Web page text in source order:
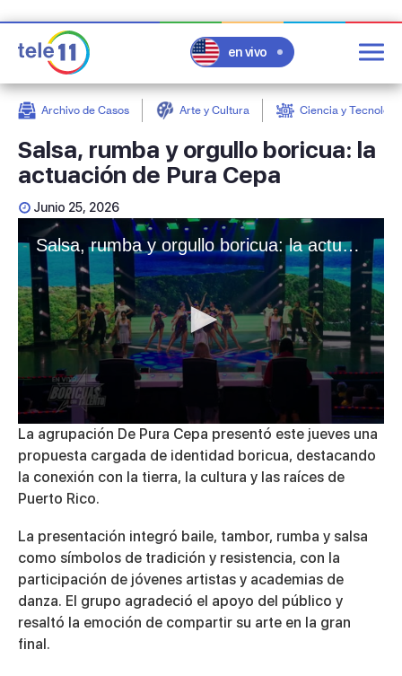
en vivo
Archivo de Casos Arte y Cultura Ciencia y
Salsa, rumba y orgullo boricua: la
actuación de Pura Cepa
Junio 25, 2026
Salsa, rumba y orgullo boricua: la actuación de Pura Cepa
0
seconds
of
5
55
La agrupación De Pura Cepa presentó este jueves una
propuesta cargada de identidad boricua, destacando
la conexión con la tierra, la cultura y las raíces de
Puerto Rico.
La presentación integró baile, tambor, rumba y salsa
como símbolos de tradición y resistencia, con la
participación de jóvenes artistas y academias de
danza. El grupo agradeció el apoyo del público y
resaltó la emoción de compartir su arte en la gran
final.
post